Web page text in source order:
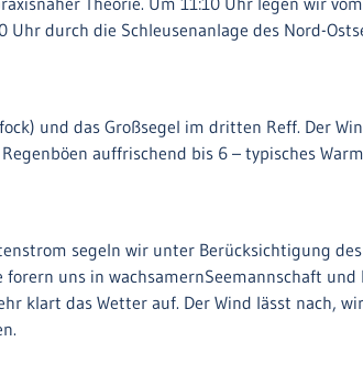
durch die Schleusenanlage des Nord-
und das Großsegel im dritten Reff. Der
auffrischend bis 6 – typisches
segeln wir unter Berücksichtigung
uns in wachsamernSeemannschaft und
klart das Wetter auf. Der Wind lässt nach,